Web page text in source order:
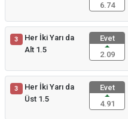
6.74
3
Her İki Yarı da
Alt 1.5
Evet
2.09
3
Her İki Yarı da
Üst 1.5
Evet
4.91